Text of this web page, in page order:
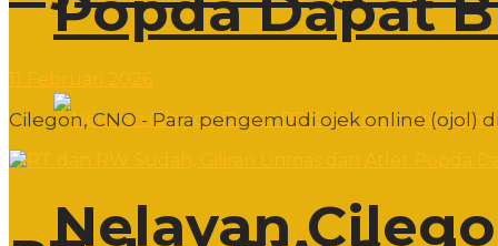
Nelayan
Cilegon, CNO - Para pengemudi ojek online (ojol)